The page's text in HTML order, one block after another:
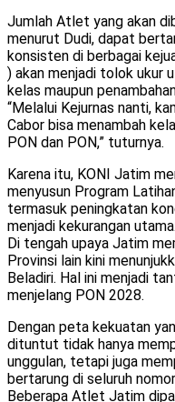
Jumlah Atlet yang akan
menurut Dudi, dapat
konsisten di berbagai
) akan menjadi tolok ukur
kelas maupun
“Melalui Kejurnas nanti,
Cabor bisa menambah
PON dan PON,” tuturnya.
Karena itu, KONI Jatim
menyusun Program
termasuk peningkatan
menjadi kekurangan utama.
Di tengah upaya Jatim
Provinsi lain kini
Beladiri. Hal ini menjadi
menjelang PON 2028.
Dengan peta kekuatan
dituntut tidak hanya
unggulan, tetapi juga
bertarung di seluruh
Beberapa Atlet Jatim